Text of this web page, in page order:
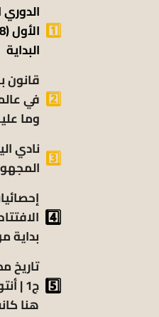
البداية
قانون
في
وما
نادي
بداية موسم
تاريخ
هنا